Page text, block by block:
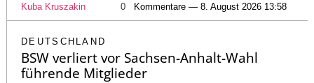
Kuba Kruszakin 0 Kommentare — 8. August 2026 13:58
DEUTSCHLAND
BSW verliert vor Sachsen-Anhalt-Wahl
führende Mitglieder